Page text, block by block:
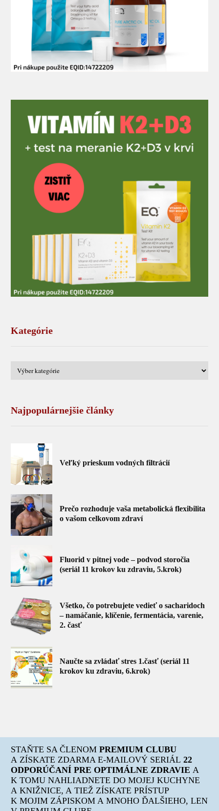
Kategórie
Najpopulárnejšie články
Veľký prieskum vodných filtrácií
Prečo rozhoduje vaša metabolická flexibilita
o vašom celkovom zdraví
Fluorid v pitnej vode – podvod storočia
(seriál 11 krokov ku zdraviu, 5.krok)
Všetko, čo potrebujete vedieť o sacharidoch
– namáčanie, klíčenie, fermentácia, varenie,
2. časť
Naučte sa zvládať stres 1.časť (seriál 11
krokov ku zdraviu, 6.krok)
STAŇTE SA ČLENOMPREMIUM CLUBU
A ZÍSKATE ZDARMA E-MAILOVÝ SERIÁL22
ODPORÚČANÍ PRE OPTIMÁLNE ZDRAVIE A
K TOMU NAHLIADNETE DO MOJEJ KUCHYNE
A KNIŽNICE, A TIEŽ ZÍSKATE PRÍSTUP
K MOJIM ZÁPISKOM A MNOHO ĎALŠIEHO, LEN